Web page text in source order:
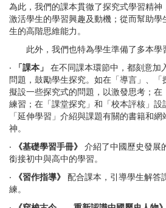
為此，我們的課本貫徹了探究式學習精神
激活學生的學習興趣及動機；從而幫助
生的高階思維能力。
此外，我們也特為學生準備了多本學
‧
「課本」
在不同課本環節中，都刻意加
問題，鼓勵學生探究。如在「導言」、「
擬設一些探究式的問題，以激發思考；
練習；在「課堂探究」和「校本評核」
「延伸學習」介紹與課題有關的書籍和
神。
‧
《基礎學習手冊》
介紹了中國歷史發展
銜接初中與高中的學習。
‧
《習作指導》
配合課本，引導學生解答
練。